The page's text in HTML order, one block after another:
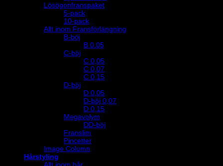
Lösögonfranspaket
5-pack
10-pack
Allt inom Fransförlängning
B-böj
B 0.05
C-böj
C 0,05
C 0,07
C 0,15
D-böj
D 0,05
D-böj 0,07
D 0,15
Megavolym
DD-böj
Franslim
Pincetter
Image Column
Hårstyling